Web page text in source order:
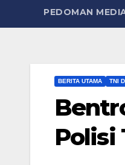
PEDOMAN
BERITA UTAMA TNI
Polisi